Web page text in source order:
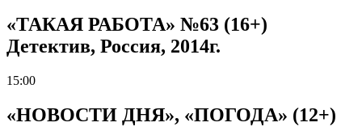
«ТАКАЯ РАБОТА» №63 (16+)
Детектив, Россия, 2014г.
15:00
«НОВОСТИ ДНЯ», «ПОГОДА» (12+)